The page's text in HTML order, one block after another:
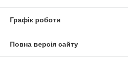
Графік роботи
Повна версія сайту